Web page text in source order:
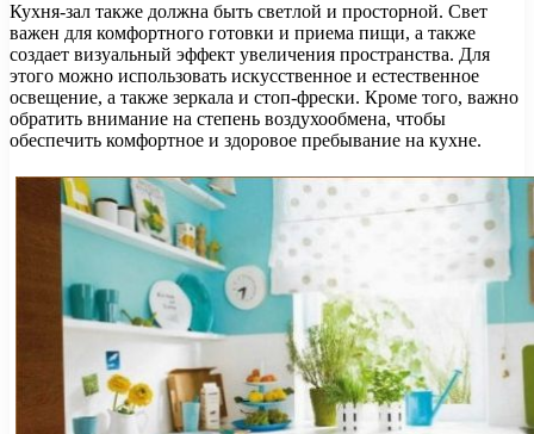
Кухня-зал также должна быть светлой и просторной. Свет
важен для комфортного готовки и приема пищи, а также
создает визуальный эффект увеличения пространства. Для
этого можно использовать искусственное и естественное
освещение, а также зеркала и стоп-фрески. Кроме того, важно
обратить внимание на степень воздухообмена, чтобы
обеспечить комфортное и здоровое пребывание на кухне.